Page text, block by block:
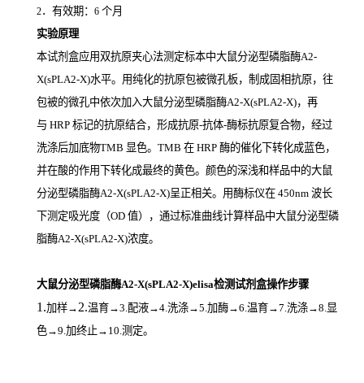
2．有效期： 6 个月
实验原理
本试剂盒应用双抗原夹心法测定标本中大鼠分泌型磷脂酶A2-
X(sPLA2-X)水平。用纯化的抗原包被微孔板，制成固相抗原，往
包被的微孔中依次加入大鼠分泌型磷脂酶A2-X(sPLA2-X)，再
与 HRP 标记的抗原结合，形成抗原-抗体-酶标抗原复合物，经过
洗涤后加底物TMB 显色。 TMB 在 HRP 酶的催化下转化成蓝色，
并在酸的作用下转化成最终的黄色。颜色的深浅和样品中的大鼠
分泌型磷脂酶A2-X(sPLA2-X)呈正相关。用酶标仪在 450nm 波长
下测定吸光度（OD 值），通过标准曲线计算样品中大鼠分泌型磷
脂酶A2-X(sPLA2-X)浓度。
大鼠分泌型磷脂酶A2-X(sPLA2-X)elisa检测试剂盒操作步骤
1.加样→ 2.温育→3.配液→4.洗涤→5.加酶→6.温育→7.洗涤→8.显
色→9.加终止→10.测定。